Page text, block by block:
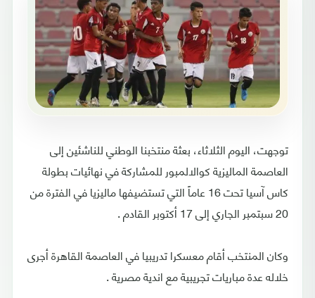
توجهت، اليوم الثلاثاء، بعثة منتخبنا الوطني للناشئين إلى
العاصمة الماليزية كوالالمبور للمشاركة في نهائيات بطولة
كاس آسيا تحت 16 عاماً التي تستضيفها ماليزيا في الفترة من
20 سبتمبر الجاري إلى 17 أكتوبر القادم .
وكان المنتخب أقام معسكرا تدريبيا في العاصمة القاهرة أجرى
خلاله عدة مباريات تجريبية مع اندية مصرية .